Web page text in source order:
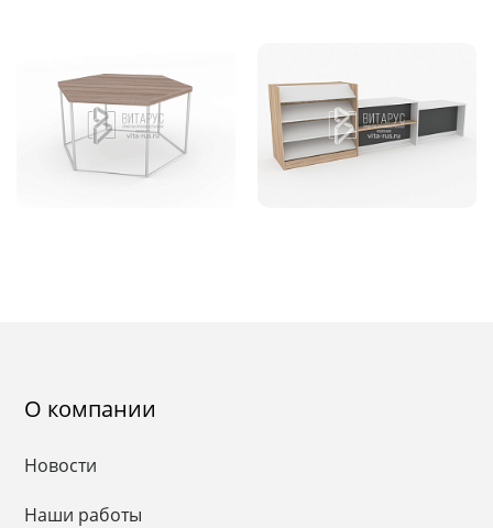
О компании
Новости
Наши работы